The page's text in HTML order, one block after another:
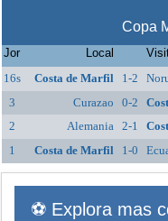
Copa
Jor Local
16s
Costa de Marfil 1-2
3
Curazao 0-2
2
Alemania 2-1
1
Costa de Marfil 1-0
⚽ Explora mas